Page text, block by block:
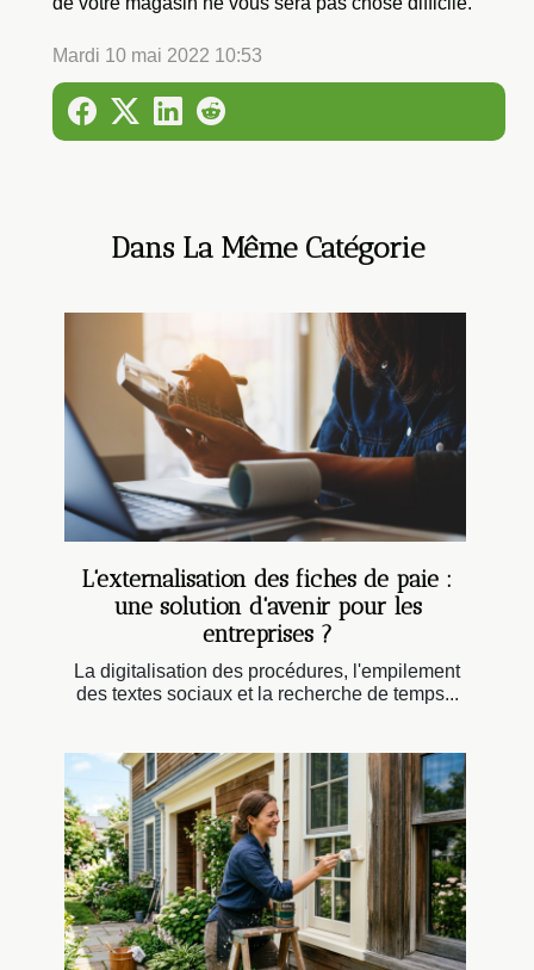
Dans La Même Catégorie
L'externalisation des fiches de paie :
une solution d'avenir pour les
entreprises ?
La digitalisation des procédures, l'empilement
des textes sociaux et la recherche de temps...
Mardi 10 mai 2022 10:53